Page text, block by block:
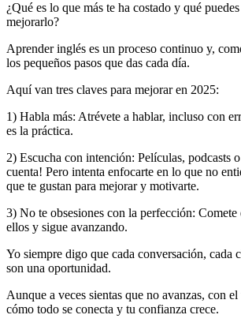
¿Qué es lo que más te ha costado y qué
mejorarlo?
Aprender inglés es un proceso continuo y,
los pequeños pasos que das cada día.
Aquí van tres claves para mejorar en 2025:
1) Habla más: Atrévete a hablar, incluso con
es la práctica.
2) Escucha con intención: Películas, podcasts
cuenta! Pero intenta enfocarte en lo que no
que te gustan para mejorar y motivarte.
3) No te obsesiones con la perfección: Comete
ellos y sigue avanzando.
Yo siempre digo que cada conversación, cada
son una oportunidad.
Aunque a veces sientas que no avanzas, con
cómo todo se conecta y tu confianza crece.